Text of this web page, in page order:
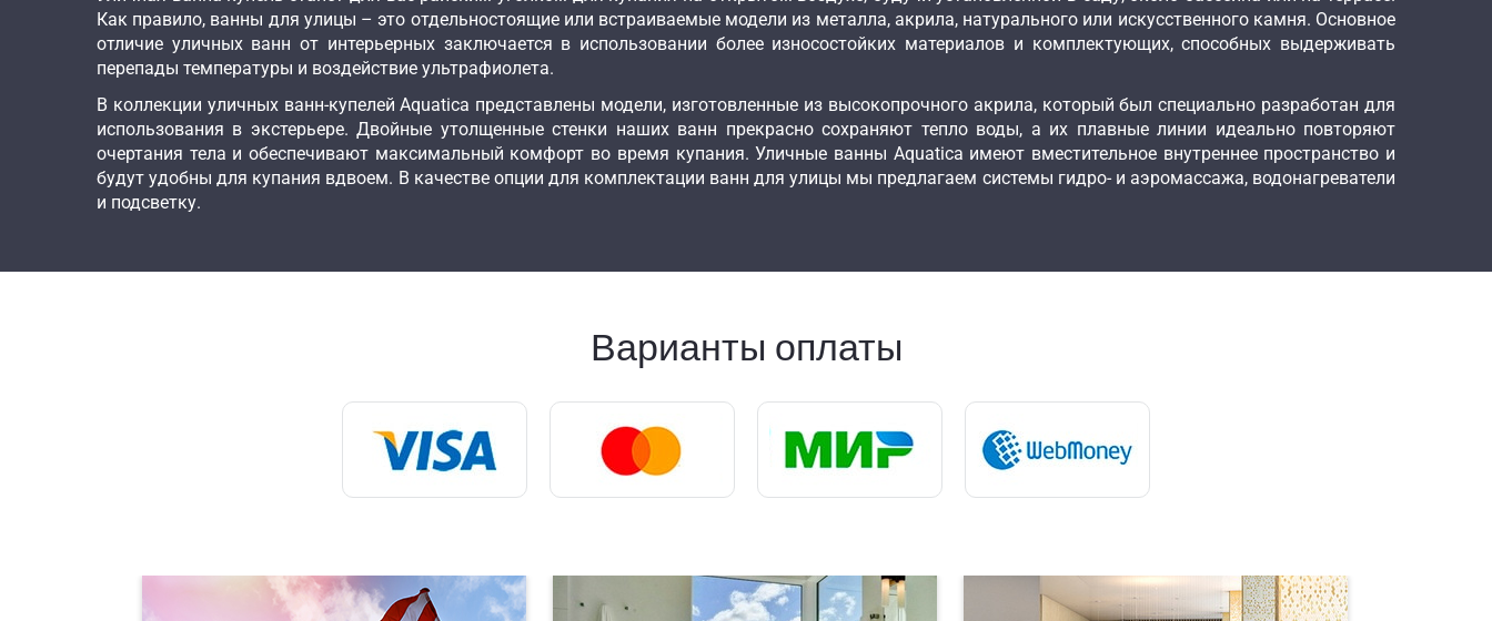
Как правило, ванны для улицы – это отдельностоящие или встраиваемые модели из металла, акрила, натурального или искусственного камня. Основное
отличие уличных ванн от интерьерных заключается в использовании более износостойких материалов и комплектующих, способных выдерживать
перепады температуры и воздействие ультрафиолета.
В коллекции уличных ванн-купелей Aquatica представлены модели, изготовленные из высокопрочного акрила, который был специально разработан для
использования в экстерьере. Двойные утолщенные стенки наших ванн прекрасно сохраняют тепло воды, а их плавные линии идеально повторяют
очертания тела и обеспечивают максимальный комфорт во время купания. Уличные ванны Aquatica имеют вместительное внутреннее пространство и
будут удобны для купания вдвоем. В качестве опции для комплектации ванн для улицы мы предлагаем системы гидро- и аэромассажа, водонагреватели
и подсветку.
Варианты оплаты